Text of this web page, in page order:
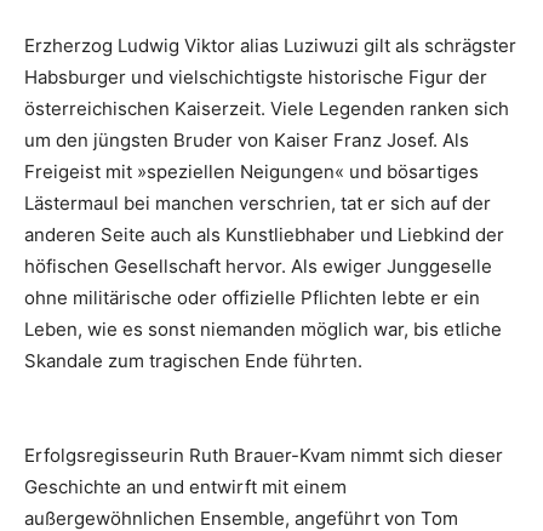
Erzherzog Ludwig Viktor alias Luziwuzi gilt als schrägster
Habsburger und vielschichtigste historische Figur der
österreichischen Kaiserzeit. Viele Legenden ranken sich
um den jüngsten Bruder von Kaiser Franz Josef. Als
Freigeist mit »speziellen Neigungen« und bösartiges
Lästermaul bei manchen verschrien, tat er sich auf der
anderen Seite auch als Kunstliebhaber und Liebkind der
höfischen Gesellschaft hervor. Als ewiger Junggeselle
ohne militärische oder offizielle Pflichten lebte er ein
Leben, wie es sonst niemanden möglich war, bis etliche
Skandale zum tragischen Ende führten.
Erfolgsregisseurin Ruth Brauer-Kvam nimmt sich dieser
Geschichte an und entwirft mit einem
außergewöhnlichen Ensemble, angeführt von Tom